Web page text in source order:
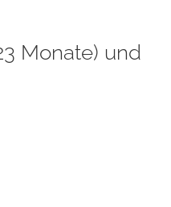
Monate) und